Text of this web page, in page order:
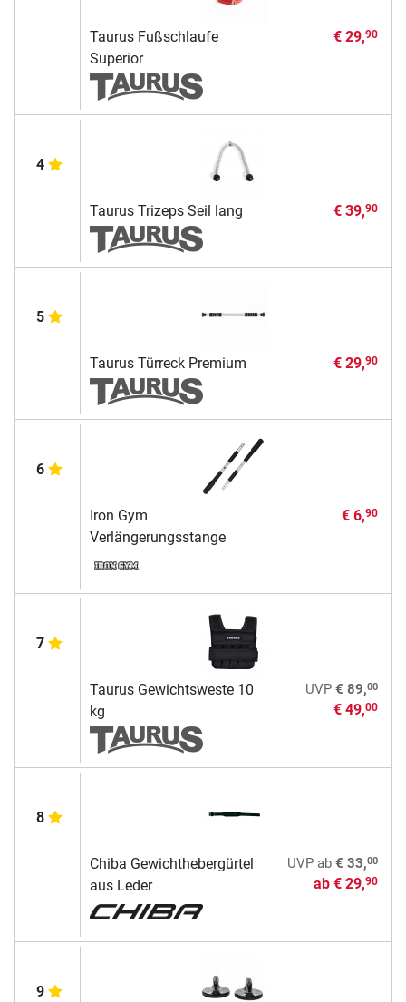
Taurus Fußschlaufe
Superior
€ 29,90
4
Taurus Trizeps Seil lang € 39,90
5
Taurus Türreck Premium € 29,90
6
Iron Gym
Verlängerungsstange
€ 6,90
7
Taurus Gewichtsweste 10
kg
UVP € 89,00
€ 49,00
8
Chiba Gewichthebergürtel
aus Leder
UVPab € 33,00
ab € 29,90
9